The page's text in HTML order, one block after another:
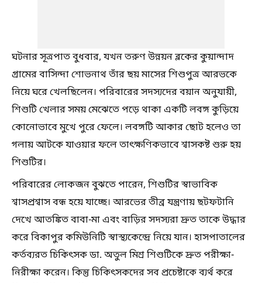
ঘটনার সূত্রপাত বুধবার, যখন তরুণ উন্নয়ন ব্লকের কুয়ান্দাদ
গ্রামের বাসিন্দা শোভনাথ তাঁর ছয় মাসের শিশুপুত্র আরভকে
নিয়ে ঘরে খেলছিলেন। পরিবারের সদস্যদের বয়ান অনুযায়ী,
শিশুটি খেলার সময় মেঝেতে পড়ে থাকা একটি লবঙ্গ কুড়িয়ে
কোনোভাবে মুখে পুরে ফেলে। লবঙ্গটি আকার ছোট হলেও তা
গলায় আটকে যাওয়ার ফলে তাৎক্ষণিকভাবে শ্বাসকষ্ট শুরু হয়
শিশুটির।
পরিবারের লোকজন বুঝতে পারেন, শিশুটির স্বাভাবিক
শ্বাসপ্রশ্বাস বন্ধ হয়ে যাচ্ছে। আরভের তীব্র যন্ত্রণায় ছটফটানি
দেখে আতঙ্কিত বাবা-মা এবং বাড়ির সদস্যরা দ্রুত তাকে উদ্ধার
করে বিকাপুর কমিউনিটি স্বাস্থ্যকেন্দ্রে নিয়ে যান। হাসপাতালের
কর্তব্যরত চিকিৎসক ডা. অতুল মিশ্র শিশুটিকে দ্রুত পরীক্ষা-
নিরীক্ষা করেন। কিন্তু চিকিৎসকদের সব প্রচেষ্টাকে ব্যর্থ করে